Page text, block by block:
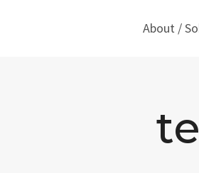
About /